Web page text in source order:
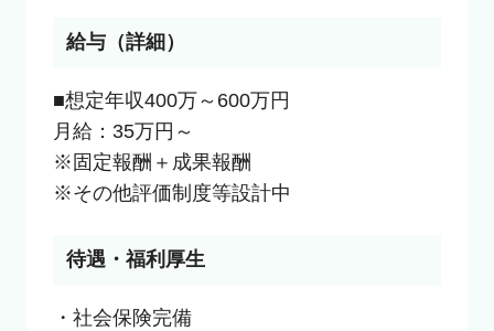
給与（詳細）
■想定年収400万～600万円
月給：35万円～
※固定報酬＋成果報酬
※その他評価制度等設計中
待遇・福利厚生
・社会保険完備